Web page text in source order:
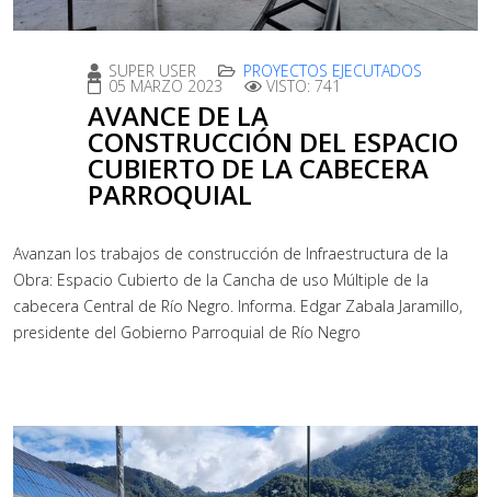
SUPER USER PROYECTOS EJECUTADOS
05 MARZO 2023 VISTO: 741
AVANCE DE LA
CONSTRUCCIÓN DEL ESPACIO
CUBIERTO DE LA CABECERA
PARROQUIAL
Avanzan los trabajos de construcción de Infraestructura de la
Obra: Espacio Cubierto de la Cancha de uso Múltiple de la
cabecera Central de Río Negro. Informa. Edgar Zabala Jaramillo,
presidente del Gobierno Parroquial de Río Negro